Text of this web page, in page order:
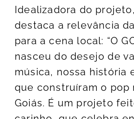
Idealizadora do
destaca a relevância
para a cena local: “O
nasceu do desejo de
música, nossa história
que construíram o pop
Goiás. É um projeto